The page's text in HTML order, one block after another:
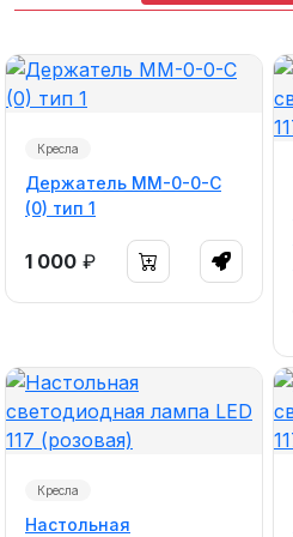
Кресла
Держатель ММ-0-0-С
(0) тип 1
1 000 ₽
Кресла
Настольная